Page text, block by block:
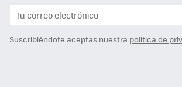
Suscribiéndote aceptas nuestra política de